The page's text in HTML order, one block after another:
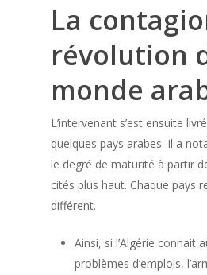
La
révolution
monde
L’intervenant s’est ensuite
quelques pays arabes. Il a
le degré de maturité à partir
cités plus haut. Chaque pays
différent.
Ainsi, si l’Algérie connait
problèmes d’emplois,